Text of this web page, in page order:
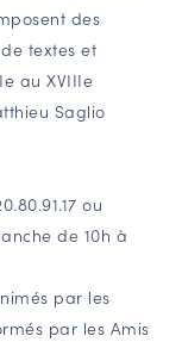
des
textes et
au XVIIIe
Saglio
ou
de 10h à
par les
par les Amis